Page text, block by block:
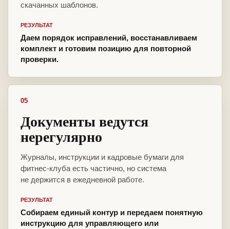
скачанных шаблонов.
РЕЗУЛЬТАТ
Даем порядок исправлений, восстанавливаем
комплект и готовим позицию для повторной
проверки.
05
Документы ведутся
нерегулярно
Журналы, инструкции и кадровые бумаги для
фитнес-клуба есть частично, но система
не держится в ежедневной работе.
РЕЗУЛЬТАТ
Собираем единый контур и передаем понятную
инструкцию для управляющего или